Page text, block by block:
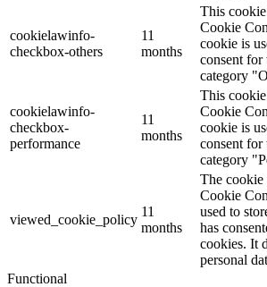
cookielawinfo-
checkbox-others
11
months
This
Cookie
cookie is
consent for
category
cookielawinfo-
checkbox-
performance
11
months
This
Cookie
cookie is
consent for
category
viewed_cookie_policy
11
months
The cookie
Cookie
used to
has
cookies. It
personal
Functional